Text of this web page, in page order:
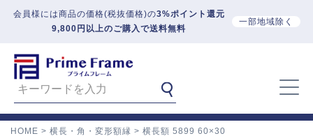
会員様には商品の価格(税抜価格)の3%ポイント還元
9,800円以上のご購入で送料無料
一部地域除く
HOME 横長・角・変形額縁 横長額 5899 60×30